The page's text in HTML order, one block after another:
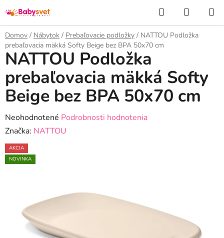
na
obsah
Hľadať
KOŠÍK
Domov / Nábytok / Prebaľovacie podložky / NATTOU Podložka
prebaľovacia mäkká Softy Beige bez BPA 50x70 cm
NATTOU Podložka
prebaľovacia mäkká Softy
Beige bez BPA 50x70 cm
Priemerné
hodnotenie
produktu
je
hviezdičiek.
Neohodnotené Podrobnosti hodnotenia
Značka: NATTOU
AKCIA
NOVINKA